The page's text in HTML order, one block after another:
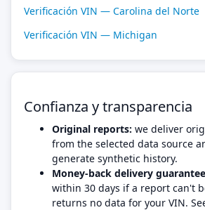
Verificación VIN — Carolina del Norte
Verificación VIN — Michigan
Confianza y transparencia
Original reports: we deliver
from the selected data source
generate synthetic history.
Money-back delivery
within 30 days if a report can't
returns no data for your VIN.